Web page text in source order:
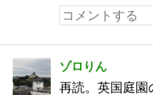
ゾロりん
再読。英国庭園